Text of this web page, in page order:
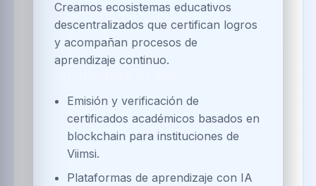
Creamos ecosistemas educativos
descentralizados que certifican logros
y acompañan procesos de
aprendizaje continuo.
Emisión y verificación de
certificados académicos basados en
blockchain para instituciones de
Viimsi.
Plataformas de aprendizaje con IA